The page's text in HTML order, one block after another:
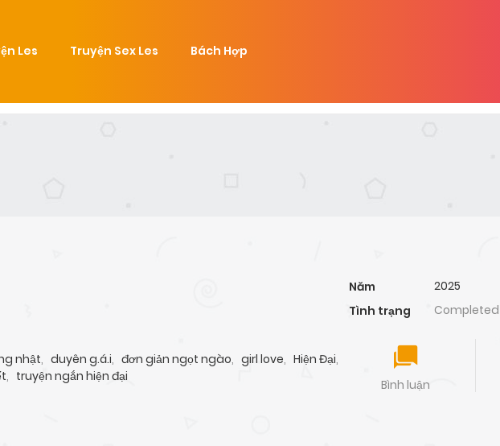
Les Truyện Sex Les Bách Hợp
nhật, duyên g.á.i, đơn giản ngọt ngào, girl love, Hiện Đại,
, truyện ngắn hiện đại
Năm
2025
Tình trạng
Completed
Bình luận